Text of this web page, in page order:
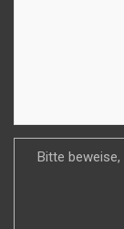
Bitte